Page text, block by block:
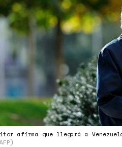
afirma que llegará a